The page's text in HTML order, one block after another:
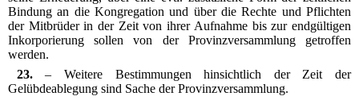
Bindung an die Kongregation und über die Rechte und Pflichten
der Mitbrüder in der Zeit von ihrer Aufnahme bis zur endgültigen
Inkorporierung sollen von der Provinzversammlung getroffen
werden.
23.– Weitere Bestimmungen hinsichtlich der Zeit der
Gelübdeablegung sind Sache der Provinzversammlung.